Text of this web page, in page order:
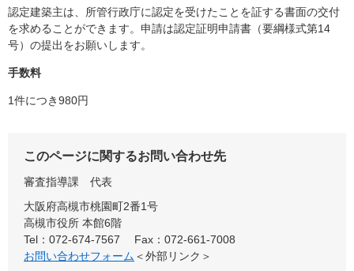
認定建築主は、所管行政庁に認定を受けたことを証する書面の交付
を求めることができます。申請は認定証明申請書（要綱様式第14
号）の提出をお願いします。
手数料
1件につき980円
このページに関するお問い合わせ先
審査指導課
代表
大阪府高槻市桃園町2番1号
高槻市役所 本館6階
Tel：072-674-7567
Fax：072-661-7008
お問い合わせフォーム ＜外部リンク＞